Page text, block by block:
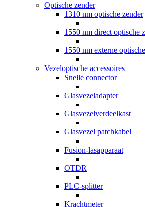
Optische zender
1310 nm optische zender
1550 nm direct optische
1550 nm externe
Vezeloptische accessoires
Snelle connector
Glasvezeladapter
Glasvezelverdeelkast
Glasvezel patchkabel
Fusion-lasapparaat
OTDR
PLC-splitter
Krachtmeter